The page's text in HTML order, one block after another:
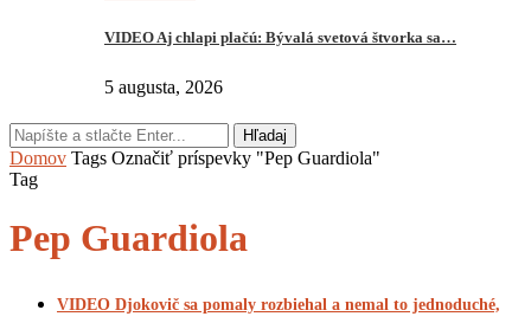
VIDEO Aj chlapi plačú: Bývalá svetová štvorka sa…
5 augusta, 2026
Hľadaj
Domov Tags Označiť príspevky "Pep Guardiola"
Tag
Pep Guardiola
VIDEO Djokovič sa pomaly rozbiehal a nemal to jednoduché,